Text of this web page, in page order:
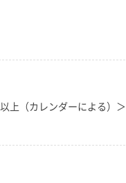
上（カレンダーによる）＞